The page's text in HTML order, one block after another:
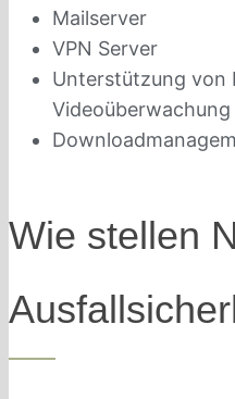
Mailserver
VPN Server
Unterstützung von
Videoüberwachung
Wie stellen